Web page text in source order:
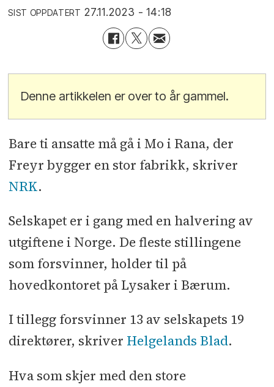
SIST OPPDATERT 27.11.2023 - 14:18
Denne artikkelen er over to år gammel.
Bare ti ansatte må gå i Mo i Rana, der
Freyr bygger en stor fabrikk, skriver
NRK.
Selskapet er i gang med en halvering av
utgiftene i Norge. De fleste stillingene
som forsvinner, holder til på
hovedkontoret på Lysaker i Bærum.
I tillegg forsvinner 13 av selskapets 19
direktører, skriver Helgelands Blad.
Hva som skjer med den store